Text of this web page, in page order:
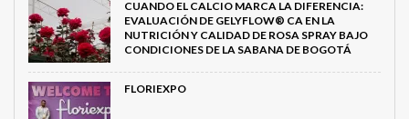
CUANDO EL CALCIO MARCA LA DIFERENCIA:
EVALUACIÓN DE GELYFLOW® CA EN LA
NUTRICIÓN Y CALIDAD DE ROSA SPRAY BAJO
CONDICIONES DE LA SABANA DE BOGOTÁ
FLORIEXPO